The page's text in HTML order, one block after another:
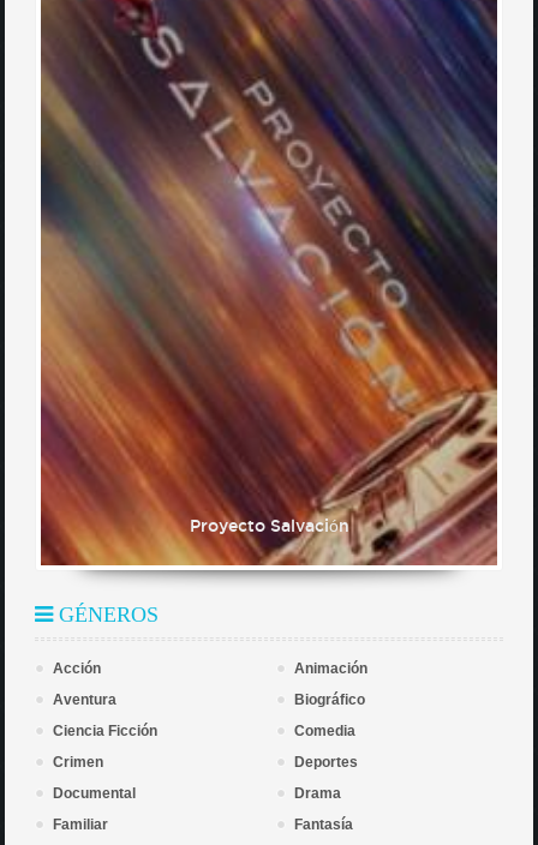
Proyecto Salvación
GÉNEROS
Acción
Animación
Aventura
Biográfico
Ciencia Ficción
Comedia
Crimen
Deportes
Documental
Drama
Familiar
Fantasía